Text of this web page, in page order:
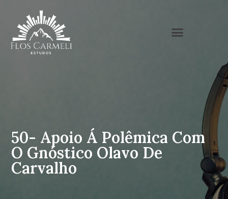
50- Apoio Á Polêmica Com
O Gnóstico Olavo De
Carvalho